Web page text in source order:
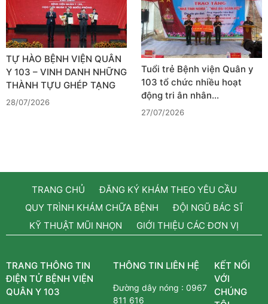
TỰ HÀO BỆNH VIỆN QUÂN
Y 103 – VINH DANH NHỮNG
THÀNH TỰU GHÉP TẠNG
28/07/2026
Tuổi trẻ Bệnh viện Quân y
103 tổ chức nhiều hoạt
động tri ân nhân…
27/07/2026
TRANG CHỦ
ĐĂNG KÝ KHÁM THEO YÊU CẦU
QUY TRÌNH KHÁM CHỮA BỆNH
ĐỘI NGŨ BÁC SĨ
KỸ THUẬT MŨI NHỌN
GIỚI THIỆU CÁC ĐƠN VỊ
TRANG THÔNG TIN
ĐIỆN TỬ BỆNH VIỆN
QUÂN Y 103
THÔNG TIN LIÊN HỆ
Đường dây nóng :0967
811 616
KẾT NỐI
VỚI
CHÚNG